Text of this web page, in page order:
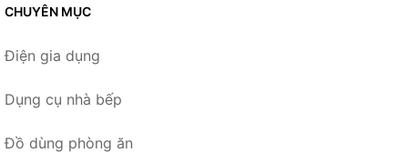
CHUYÊN MỤC
Điện gia dụng
Dụng cụ nhà bếp
Đồ dùng phòng ăn